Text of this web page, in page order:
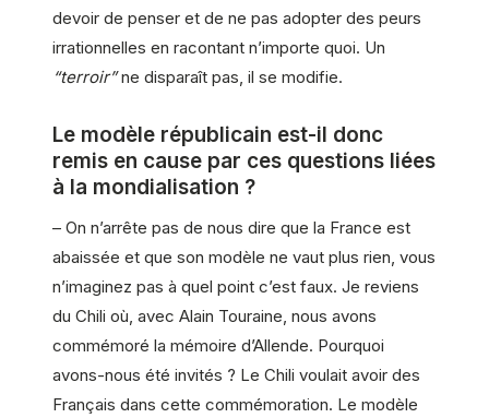
devoir de penser et de ne pas adopter des peurs
irrationnelles en racontant n’importe quoi. Un
“terroir”ne disparaît pas, il se modifie.
Le modèle républicain est-il donc
remis en cause par ces questions liées
à la mondialisation ?
– On n’arrête pas de nous dire que la France est
abaissée et que son modèle ne vaut plus rien, vous
n’imaginez pas à quel point c’est faux. Je reviens
du Chili où, avec Alain Touraine, nous avons
commémoré la mémoire d’Allende. Pourquoi
avons-nous été invités ? Le Chili voulait avoir des
Français dans cette commémoration. Le modèle